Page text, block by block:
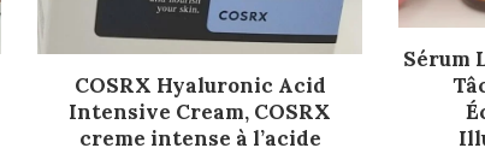
AJOUTER AU PANIER
COSRX Hyaluronic Acid
Intensive Cream, COSRX
creme intense à l’acide
Sérum